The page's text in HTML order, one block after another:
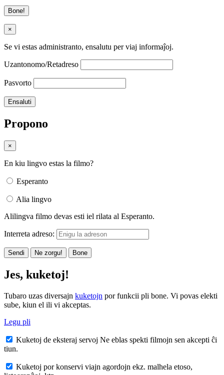
Bone!
×
Se vi estas administranto, ensalutu per viaj informaĵoj.
Uzantonomo/Retadreso
Pasvorto
Propono
×
En kiu lingvo estas la filmo?
Esperanto
Alia lingvo
Alilingva filmo devas esti iel rilata al Esperanto.
Interreta adreso:
Sendi Ne zorgu! Bone
Jes, kuketoj!
Tubaro uzas diversajn kuketojn por funkcii pli bone. Vi povas elekti
sube, kiun el ili vi akceptas.
Legu pli
Kuketoj de eksteraj servoj Ne eblas spekti filmojn sen akcepti ĉi
tiun.
Kuketoj por konservi viajn agordojn ekz. malhela etoso,